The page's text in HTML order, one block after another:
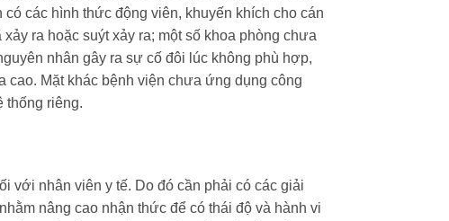
các hình thức động viên, khuyến khích cho cán
ra hoặc suýt xảy ra; một số khoa phòng chưa
nhân gây ra sự cố đôi lúc không phù hợp,
Mặt khác bệnh viện chưa ứng dụng công
thống riêng.
với nhân viên y tế. Do đó cần phải có các giải
nâng cao nhận thức để có thái độ và hành vi